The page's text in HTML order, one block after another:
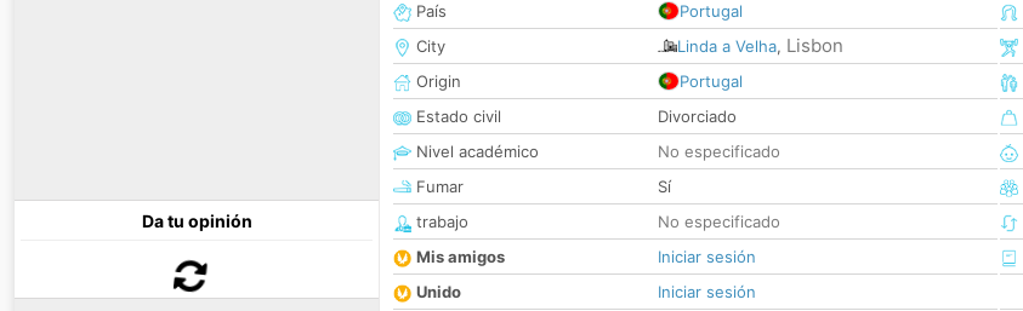
Da tu opinión
País
Portugal
City
Linda a Velha, Lisbon
Origin
Portugal
Estado civil
Divorciado
Nivel académico
No especificado
Fumar
Sí
trabajo
No especificado
Mis amigos
Iniciar sesión
Unido
Iniciar sesión